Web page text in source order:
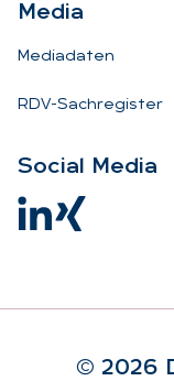
Me­dia
Mediadaten
RDV-Sachregister
So­ci­al Me­dia
© 2026